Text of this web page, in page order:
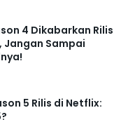
4 Dikabarkan Rilis
Jangan Sampai
5 Rilis di Netflix: